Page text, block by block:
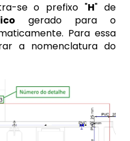
se o prefixo "H" de
gerado para o
Para essa
a nomenclatura do